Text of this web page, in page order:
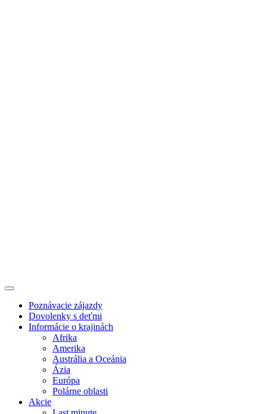
Poznávacie zájazdy
Dovolenky s deťmi
Informácie o krajinách
Afrika
Amerika
Austrália a Oceánia
Ázia
Európa
Polárne oblasti
Akcie